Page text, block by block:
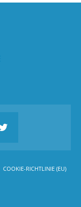
COOKIE-RICHTLINIE (EU)